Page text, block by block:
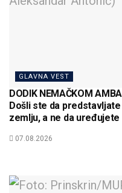
GLAVNA VEST
DODIK NEMAČKOM
Došli ste da
zemlju, a ne da uređujete
07.08.2026